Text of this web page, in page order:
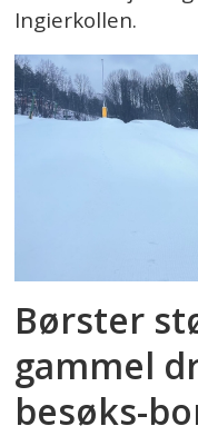
Ingierkollen.
Børster
gammel
besøks-